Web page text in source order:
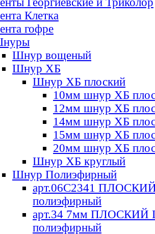
Клетка
гофре
Шнур вощеный
Шнур ХБ
Шнур ХБ плоский
10мм шнур ХБ
12мм шнур ХБ
14мм шнур ХБ
15мм шнур ХБ
20мм шнур ХБ
Шнур ХБ круглый
Шнур Полиэфирный
арт.06С2341
полиэфирный
арт.34 7мм ПЛОСКИЙ
полиэфирный